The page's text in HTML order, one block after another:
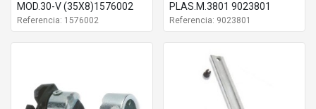
MOD.30-V (35X8)1576002
Referencia: 1576002
PLAS.M.3801 9023801
Referencia: 9023801